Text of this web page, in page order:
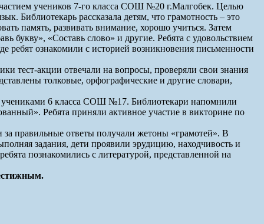
учеников 7-го класса СОШ №20 г.Малгобек. Целью
Библиотекарь рассказала детям, что грамотность – это
память, развивать внимание, хорошо учиться. Затем
букву», «Составь слово» и другие. Ребята с удовольствием
ребят ознакомили с историей возникновения письменности
тест-акции отвечали на вопросы, проверяли свои знания
толковые, орфографические и другие словари,
учениками 6 класса СОШ №17. Библиотекари напомнили
Ребята приняли активное участие в викторине по
правильные ответы получали жетоны «грамотей». В
задания, дети проявили эрудицию, находчивость и
познакомились с литературой, представленной на